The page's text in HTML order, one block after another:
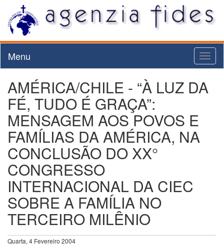
Menu
AMÉRICA/CHILE - “À LUZ DA
FÉ, TUDO É GRAÇA”:
MENSAGEM AOS POVOS E
FAMÍLIAS DA AMÉRICA, NA
CONCLUSÃO DO XX°
CONGRESSO
INTERNACIONAL DA CIEC
SOBRE A FAMÍLIA NO
TERCEIRO MILÊNIO
Quarta, 4 Fevereiro 2004